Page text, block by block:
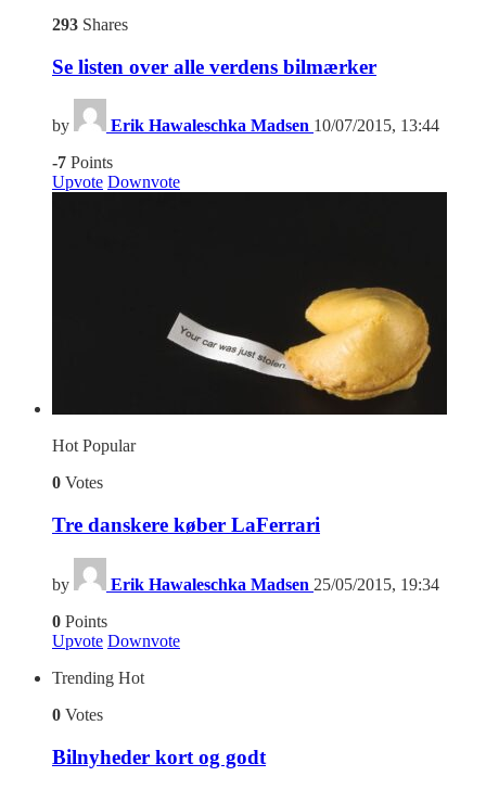
293 Shares
Se listen over alle verdens bilmærker
by Erik Hawaleschka Madsen 10/07/2015, 13:44
-7 Points
Upvote Downvote
Hot Popular
0 Votes
Tre danskere køber LaFerrari
by Erik Hawaleschka Madsen 25/05/2015, 19:34
0 Points
Upvote Downvote
Trending Hot
0 Votes
Bilnyheder kort og godt